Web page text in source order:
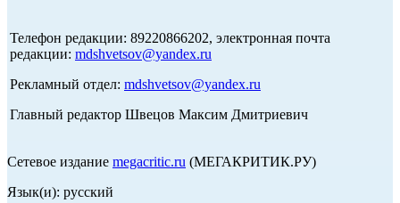
Телефон редакции: 89220866202, электронная почта
редакции: mdshvetsov@yandex.ru
Рекламный отдел: mdshvetsov@yandex.ru
Главный редактор Швецов Максим Дмитриевич
Сетевое издание megacritic.ru (МЕГАКРИТИК.РУ)
Язык(и): русский